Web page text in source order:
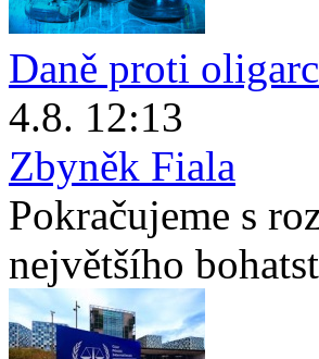
Daně proti
4.8. 12:13
Zbyněk Fiala
Pokračujeme s
největšího